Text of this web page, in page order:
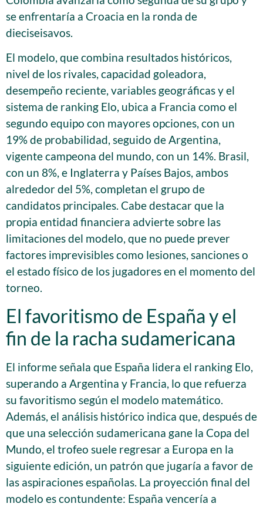
se enfrentaría a Croacia en la ronda de
dieciseisavos.
El modelo, que combina resultados históricos,
nivel de los rivales, capacidad goleadora,
desempeño reciente, variables geográficas y el
sistema de ranking Elo, ubica a Francia como el
segundo equipo con mayores opciones, con un
19% de probabilidad, seguido de Argentina,
vigente campeona del mundo, con un 14%. Brasil,
con un 8%, e Inglaterra y Países Bajos, ambos
alrededor del 5%, completan el grupo de
candidatos principales. Cabe destacar que la
propia entidad financiera advierte sobre las
limitaciones del modelo, que no puede prever
factores imprevisibles como lesiones, sanciones o
el estado físico de los jugadores en el momento del
torneo.
El favoritismo de España y el
fin de la racha sudamericana
El informe señala que España lidera el ranking Elo,
superando a Argentina y Francia, lo que refuerza
su favoritismo según el modelo matemático.
Además, el análisis histórico indica que, después de
que una selección sudamericana gane la Copa del
Mundo, el trofeo suele regresar a Europa en la
siguiente edición, un patrón que jugaría a favor de
las aspiraciones españolas. La proyección final del
modelo es contundente: España vencería a